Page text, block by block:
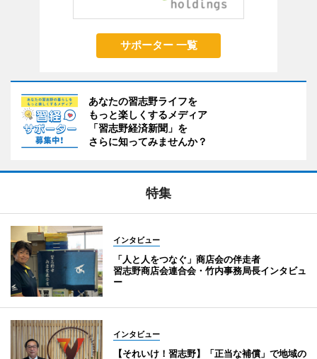
サポーター 一覧
あなたの習志野ライフを
もっと楽しくするメディア
「習志野経済新聞」を
さらに知ってみませんか？
特集
インタビュー
「人と人をつなぐ」商店会の伴走者
習志野商店会連合会・竹内事務局長インタビュ
ー
インタビュー
【それいけ！習志野】「正当な補償」で地域の